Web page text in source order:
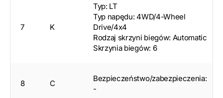
7 K
Typ: LT
Typ napędu: 4WD/4-Wheel
Drive/4x4
Rodzaj skrzyni biegów: Automatic
Skrzynia biegów: 6
8 C
Bezpieczeństwo/zabezpieczenia:
-